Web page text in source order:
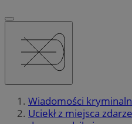
Wiadomości
Uciekł z miejsca